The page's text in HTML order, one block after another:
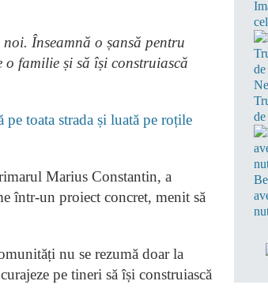
Înseamnă o șansă pentru
familie și să își construiască
toata strada și luată pe roțile
Marius Constantin, a
într-un proiect concret, menit să
nu se rezumă doar la
pe tineri să își construiască